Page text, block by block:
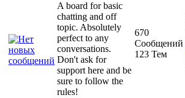
A board for basic
chatting and off
topic. Absolutely
perfect to any
conversations.
Don't ask for
support here and be
sure to follow the
rules!
670
Сообщений
123 Тем